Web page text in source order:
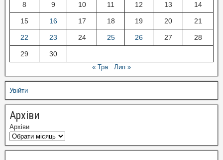
8 9 10 11 12 13 14
15 16 17 18 19 20 21
22 23 24 25 26 27 28
29 30
« Тра Лип »
Увійти
Архіви
Архіви